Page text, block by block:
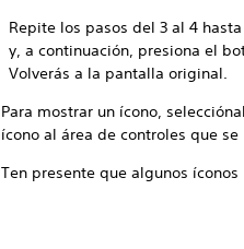
Repite los pasos del 3 al 4
y, a continuación, presiona el
Volverás a la pantalla original.
Para mostrar un ícono,
ícono al área de controles que se
Ten presente que algunos